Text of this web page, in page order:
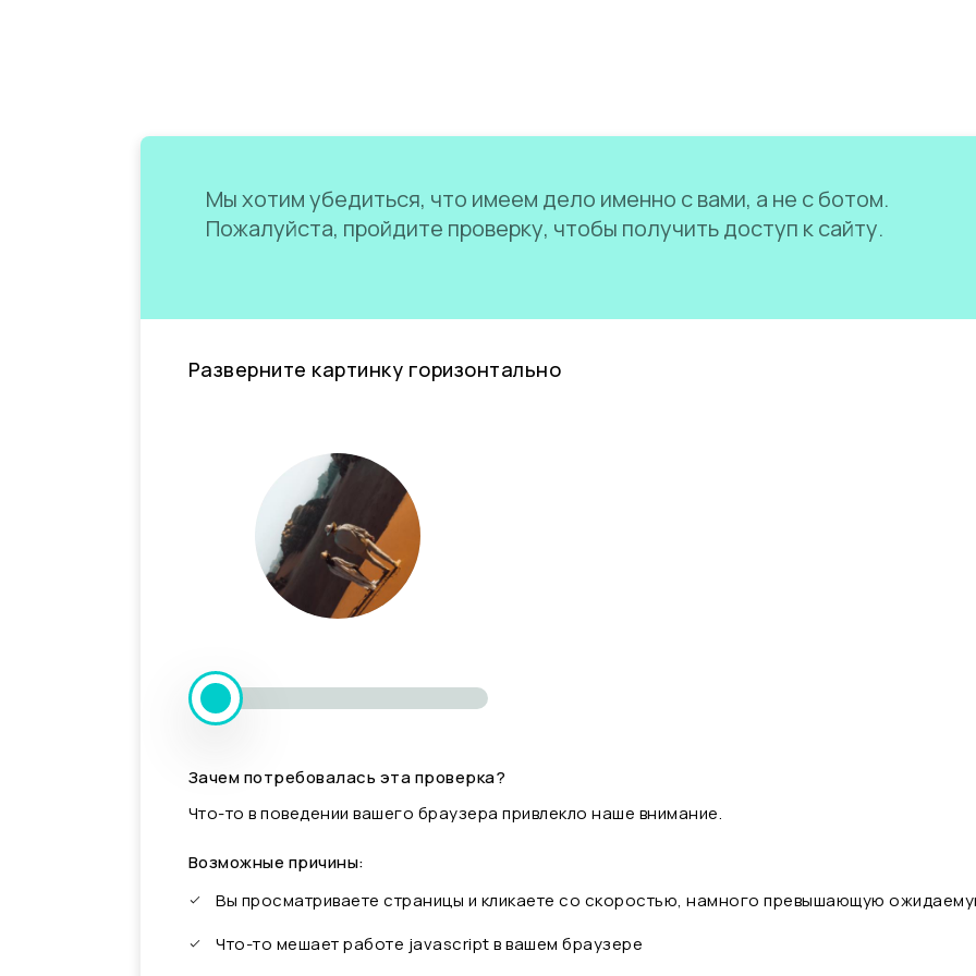
Мы хотим убедиться, что имеем дело именно с вами, а не с ботом.
Пожалуйста, пройдите проверку, чтобы получить доступ к сайту.
Разверните картинку горизонтально
Зачем потребовалась эта проверка?
Что-то в поведении вашего браузера привлекло наше внимание.
Возможные причины:
Вы просматриваете страницы и кликаете со скоростью, намного превышающую
Что-то мешает работе javascript в вашем браузере